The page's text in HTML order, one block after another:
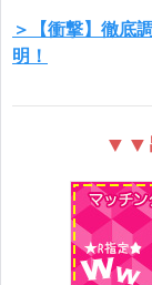
＞【衝撃】徹底
明！
▼▼